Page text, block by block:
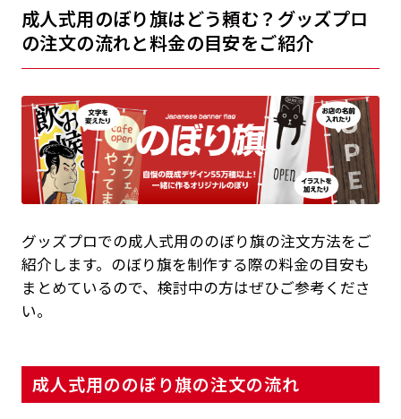
成人式用のぼり旗はどう頼む？グッズプロ
の注文の流れと料金の目安をご紹介
グッズプロでの成人式用ののぼり旗の注文方法をご
紹介します。のぼり旗を制作する際の料金の目安も
まとめているので、検討中の方はぜひご参考くださ
い。
成人式用ののぼり旗の注文の流れ